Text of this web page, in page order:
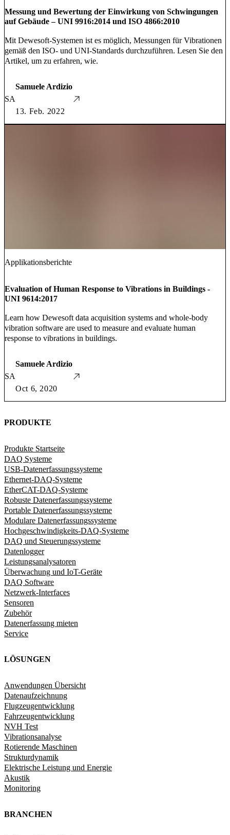
Messung und Bewertung der Einwirkung von Schwingungen
auf Gebäude – UNI 9916:2014 und ISO 4866:2010
Mit Dewesoft-Systemen ist es möglich, Messungen für Vibrationen
gemäß den ISO- und UNI-Standards durchzuführen. Lesen Sie den
Artikel, um zu erfahren, wie.
SA
Samuele Ardizio
13. Feb. 2022
Applikationsberichte
Evaluation of Human Response to Vibrations in Buildings -
UNI 9614:2017
Learn how Dewesoft data acquisition systems and whole-body
vibration software are used to measure and evaluate human
response to vibrations in buildings.
SA
Samuele Ardizio
Oct 6, 2020
PRODUKTE
Produkte Startseite
DAQ Systeme
USB-Datenerfassungssysteme
Ethernet-DAQ-Systeme
EtherCAT-DAQ-Systeme
Robuste Datenerfassungssysteme
Portable Datenerfassungssysteme
Modulare Datenerfassungssysteme
Hochgeschwindigkeits-DAQ-Systeme
DAQ und Steuerungssysteme
Datenlogger
Leistungsanalysatoren
Überwachung und IoT-Geräte
DAQ Software
Netzwerk-Interfaces
Sensoren
Zubehör
Datenerfassung mieten
Service
LÖSUNGEN
Anwendungen Übersicht
Datenaufzeichnung
Flugzeugentwicklung
Fahrzeugentwicklung​
NVH Test
Vibrationsanalyse
Rotierende Maschinen
Strukturdynamik​
Elektrische Leistung und Energie​
Akustik
Monitoring
BRANCHEN